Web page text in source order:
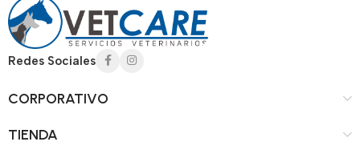
Redes Sociales
CORPORATIVO
TIENDA